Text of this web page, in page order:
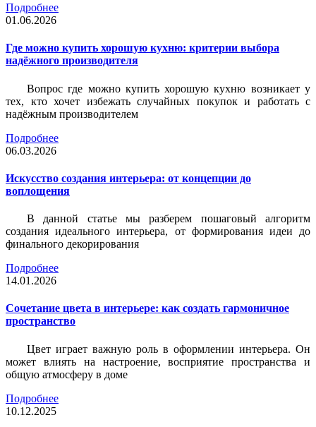
Подробнее
01.06.2026
Где можно купить хорошую кухню: критерии выбора
надёжного производителя
Вопрос где можно купить хорошую кухню возникает у
тех, кто хочет избежать случайных покупок и работать с
надёжным производителем
Подробнее
06.03.2026
Искусство создания интерьера: от концепции до
воплощения
В данной статье мы разберем пошаговый алгоритм
создания идеального интерьера, от формирования идеи до
финального декорирования
Подробнее
14.01.2026
Сочетание цвета в интерьере: как создать гармоничное
пространство
Цвет играет важную роль в оформлении интерьера. Он
может влиять на настроение, восприятие пространства и
общую атмосферу в доме
Подробнее
10.12.2025